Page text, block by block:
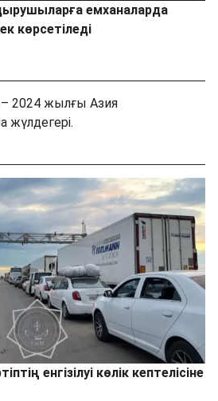
емханаларда
көрсетіледі
2024 жылғы Азия
жүлдегері.
енгізілуі көлік кептелісіне